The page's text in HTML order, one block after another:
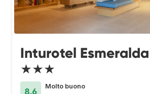
Inturotel
★★★
8.6
Molto buono